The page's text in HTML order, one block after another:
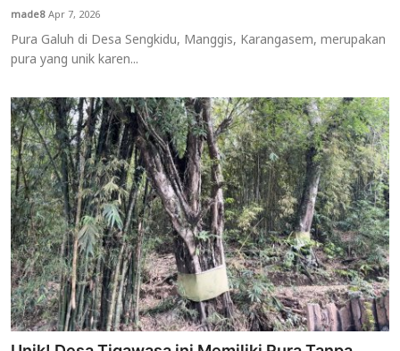
made8Apr 7, 2026
Pura Galuh di Desa Sengkidu, Manggis, Karangasem, merupakan
pura yang unik karen...